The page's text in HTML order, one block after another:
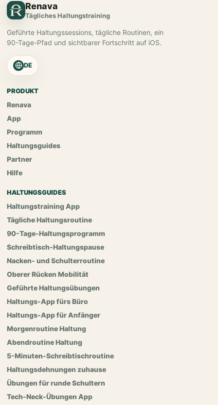
Renava
Tägliches Haltungstraining
Geführte Haltungssessions, tägliche Routinen, ein
90-Tage-Pfad und sichtbarer Fortschritt auf iOS.
DE
PRODUKT
Renava
App
Programm
Haltungsguides
Partner
Hilfe
HALTUNGSGUIDES
Haltungstraining App
Tägliche Haltungsroutine
90-Tage-Haltungsprogramm
Schreibtisch-Haltungspause
Nacken- und Schulterroutine
Oberer Rücken Mobilität
Geführte Haltungsübungen
Haltungs-App fürs Büro
Haltungs-App für Anfänger
Morgenroutine Haltung
Abendroutine Haltung
5-Minuten-Schreibtischroutine
Haltungsdehnungen zuhause
Übungen für runde Schultern
Tech-Neck-Übungen App